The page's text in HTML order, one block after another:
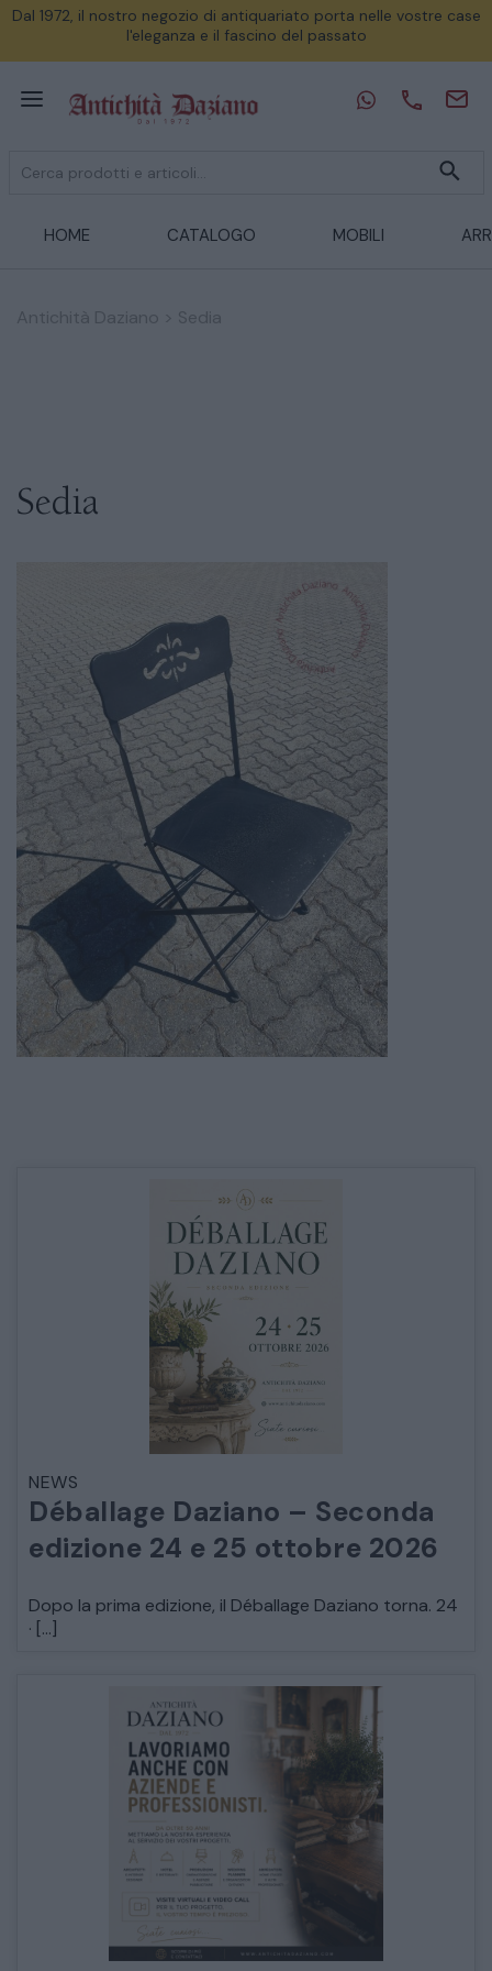
Dal 1972, il nostro negozio di antiquariato porta nelle vostre case
l'eleganza e il fascino del passato
HOME CATALOGO MOBILI
Antichità Daziano Sedia
CATALOGO COMPLETO
MOBILI
CAMERE
Sedia
NEWS
Déballage Daziano – Seconda
edizione 24 e 25 ottobre 2026
Dopo la prima edizione, il Déballage Daziano torna. 24
· […]